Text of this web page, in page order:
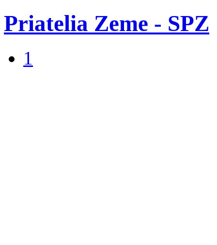
Priatelia Zeme - SPZ
1